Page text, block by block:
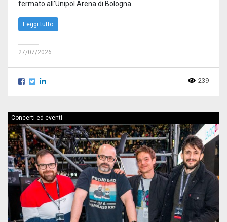
fermato all’Unipol Arena di Bologna.
Leggi tutto
27/07/2026
239
Concerti ed eventi